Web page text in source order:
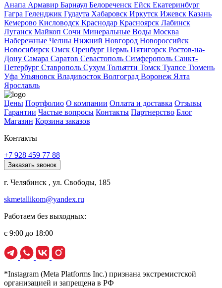
Анапа Армавир Барнаул Белореченск Ейск Екатеринбург
Гагра Геленджик Гудаута Хабаровск Иркутск Ижевск Казань
Кемерово Кисловодск Краснодар Красноярск Лабинск
Луганск Майкоп Сочи Минеральные Воды Москва
Набережные Челны Нижний Новгород Новороссийск
Новосибирск Омск Оренбург Пермь Пятигорск Ростов-на-
Дону Самара Саратов Севастополь Симферополь Санкт-
Петербург Ставрополь Сухум Тольятти Томск Туапсе Тюмень
Уфа Ульяновск Владивосток Волгоград Воронеж Ялта
Ярославль
Цены Портфолио О компании Оплата и доставка Отзывы
Гарантии Частые вопросы Контакты Партнерство Блог
Магазин Корзина заказов
Контакты
+7 928 459 77 88
Заказать звонок
г. Челябинск , ул. Свободы, 185
skmetallikom@yandex.ru
Работаем без выходных:
с 9:00 до 18:00
*Instagram (Meta Platforms Inc.) признана экстремистской
организацией и запрещена в РФ